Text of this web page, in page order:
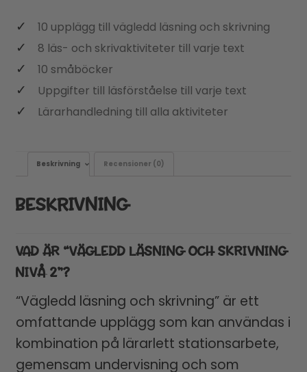
10 upplägg till vägledd läsning och skrivning
8 läs- och skrivaktiviteter till varje text
10 småböcker
Uppgifter till läsförståelse till varje text
Lärarhandledning till alla aktiviteter
Beskrivning Recensioner (0)
BESKRIVNING
VAD ÄR “VÄGLEDD LÄSNING OCH SKRIVNING
NIVÅ 2”?
“Vägledd läsning och skrivning” är ett
omfattande upplägg som kan användas i
kombination på lärarlett stationsarbete,
gemensam undervisning och som